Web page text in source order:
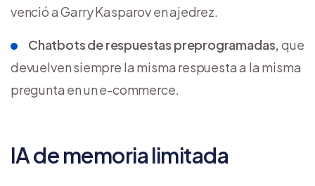
venció a Garry Kasparov en ajedrez.
Chatbots de respuestas preprogramadas, que
devuelven siempre la misma respuesta a la misma
pregunta en un e-commerce.
IA de memoria limitada